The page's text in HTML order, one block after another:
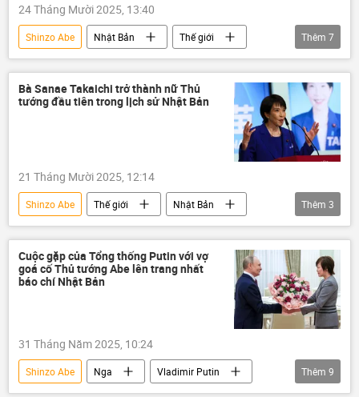
24 Tháng Mười 2025, 13:40
Shinzo Abe Nhật Bản
Thế giới
Chính trị
Nga
quần đảo Kuril
Nam Kuril
Vấn đề quần đảo Kuril
Cuộc khủng hoảng ở Ukraina
Ukraina
Thêm 7
Bà Sanae Takaichi trở thành nữ Thủ
tướng đầu tiên trong lịch sử Nhật Bản
21 Tháng Mười 2025, 12:14
Shinzo Abe Thế giới
Nhật Bản
Chính trị
Thủ tướng Quốc hội
Thêm 3
Cuộc gặp của Tổng thống Putin với vợ
goá cố Thủ tướng Abe lên trang nhất
báo chí Nhật Bản
31 Tháng Năm 2025, 10:24
Shinzo Abe Nga
Vladimir Putin
Thêm 9